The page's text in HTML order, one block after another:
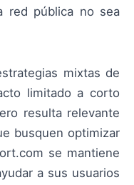
red pública no sea
mixtas de
limitado a corto
resulta relevante
busquen optimizar
se mantiene
a sus usuarios